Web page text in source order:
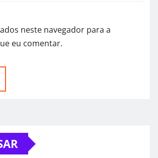
neste navegador para a
eu comentar.